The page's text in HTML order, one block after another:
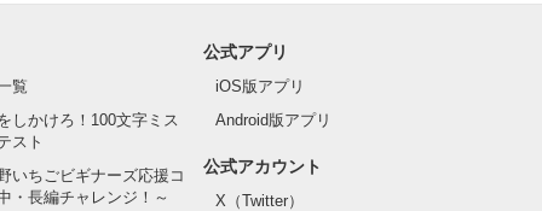
覧
しかけろ！100文字ミス
スト
いちごビギナーズ応援コ
・長編チャレンジ！～
公式アプリ
iOS版アプリ
Android版アプリ
公式アカウント
X（Twitter）